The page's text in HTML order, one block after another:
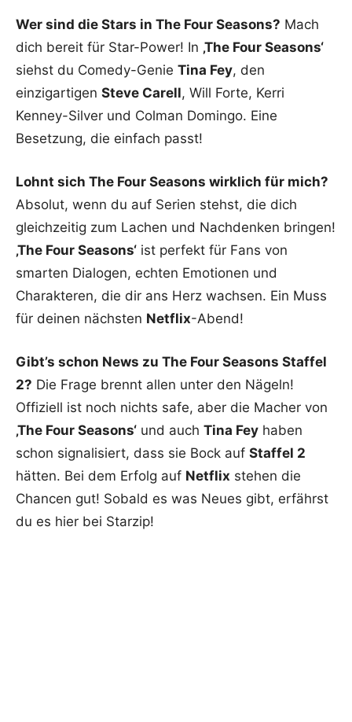
Wer sind die Stars in The Four Seasons? Mach
dich bereit für Star-Power! In ‚The Four Seasons‘
siehst du Comedy-Genie Tina Fey, den
einzigartigen Steve Carell, Will Forte, Kerri
Kenney-Silver und Colman Domingo. Eine
Besetzung, die einfach passt!
Lohnt sich The Four Seasons wirklich für mich?
Absolut, wenn du auf Serien stehst, die dich
gleichzeitig zum Lachen und Nachdenken bringen!
‚The Four Seasons‘ ist perfekt für Fans von
smarten Dialogen, echten Emotionen und
Charakteren, die dir ans Herz wachsen. Ein Muss
für deinen nächsten Netflix-Abend!
Gibt’s schon News zu The Four Seasons Staffel
2? Die Frage brennt allen unter den Nägeln!
Offiziell ist noch nichts safe, aber die Macher von
‚The Four Seasons‘ und auch Tina Fey haben
schon signalisiert, dass sie Bock auf Staffel 2
hätten. Bei dem Erfolg auf Netflix stehen die
Chancen gut! Sobald es was Neues gibt, erfährst
du es hier bei Starzip!